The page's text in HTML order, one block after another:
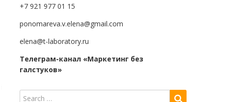
+7 921 977 01 15
ponomareva.v.elena@gmail.com
elena@t-laboratory.ru
Телеграм-канал «Маркетинг без
галстуков»